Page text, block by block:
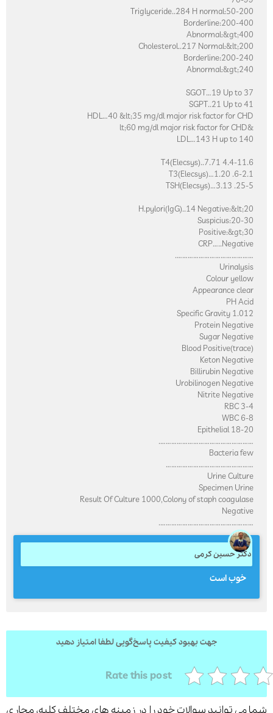
Triglyceride..284 H normal:50-
Borderline:200-
Cholesterol..217
Borderline:200-
SGOT…19 Up to
SGPT..21 Up to
HDL…40 &lt;35 mg/dl major risk factor for
LDL…143 H up to
T4(Elecsys)..7.71 4.4-
T3(Elecsys)…1.20 .6-
TSH(Elecsys)…3.13
H.pylori(IgG)..14
Suspicius:20-
Colour
Appearance
PH
Specific Gravity
Protein
Sugar
Blood
Keton
Billirubin
Urobilinogen
Nitrite
RBC
WBC
Epithelial 18-
Bacteria
Urine
Specimen
Result Of Culture 1000,Colony of staph
دکتر حسین کرمی
خوب است
جهت بهبود کیفیت پاسخ‌گویی لطفا امتیاز دهید
Rate this post